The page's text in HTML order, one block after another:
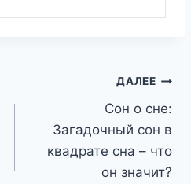
ДАЛЕЕ
Сон о сне:
Загадочный сон в
квадрате сна – что
он значит?